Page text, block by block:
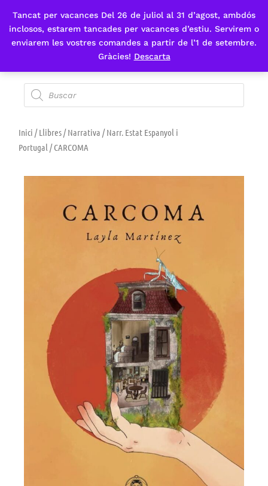
Tancat per vacances Del 26 de juliol al 31 d’agost, ambdós
inclosos, estarem tancades per vacances d’estiu. Servirem o
enviarem les vostres comandes a partir de l’1 de setembre.
Gràcies! Descarta
Fes-te'n sòcia
Inici /Llibres/Narrativa /Narr. Estat Espanyol i
Portugal / CARCOMA